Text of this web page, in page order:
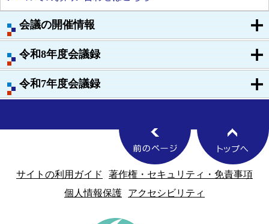
会議の開催情報
令和8年度会議録
令和7年度会議録
サイトの利用ガイド
著作権・セキュリティ・免責事項
個人情報保護
アクセシビリティ